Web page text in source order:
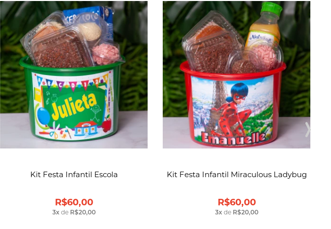
Kit Festa Infantil Escola
R$60,00
3xde R$20,00
Kit Festa Infantil Miraculous Ladybug
R$60,00
3xde R$20,00